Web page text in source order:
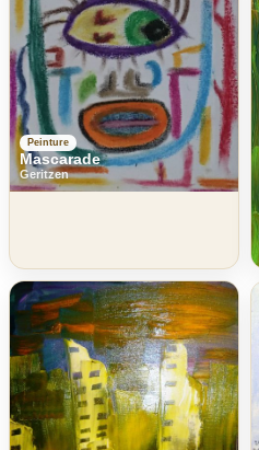
Peinture
Mascarade
Geritzen